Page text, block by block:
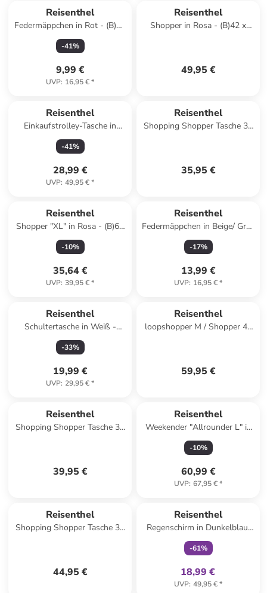
Reisenthel
Federmäppchen in Rot - (B)21
x (H)10 x (T)7 cm
-41%
9,99 €
UVP: 16,95 €*
Reisenthel
Shopper in Rosa - (B)42 x
49,95 €
Reisenthel
Einkaufstrolley-Tasche in
Schwarz/ Weiß - (B)34 x
(H)60 x (T)24 cm
-41%
28,99 €
UVP: 49,95 €*
Reisenthel
Shopping Shopper Tasche 33
35,95 €
Reisenthel
Shopper "XL" in Rosa - (B)68
x (H)45,5 x (T)20 cm
-10%
35,64 €
UVP: 39,95 €*
Reisenthel
Federmäppchen in Beige/ Grau
- (B)21 x (H)10 x (T)7 cm
-17%
13,99 €
UVP: 16,95 €*
Reisenthel
Schultertasche in Weiß -
(B)26 x (H)15 cm
-33%
19,99 €
UVP: 29,95 €*
Reisenthel
loopshopper M / Shopper 40
59,95 €
Reisenthel
Shopping Shopper Tasche 33
39,95 €
Reisenthel
Weekender "Allrounder L" in
Dunkelblau - (B)48 x (H)39,5 x
(T)29 cm
-10%
60,99 €
UVP: 67,95 €*
Reisenthel
Shopping Shopper Tasche 33
44,95 €
Reisenthel
Regenschirm in Dunkelblau/
Rot
-61%
18,99 €
UVP: 49,95 €*